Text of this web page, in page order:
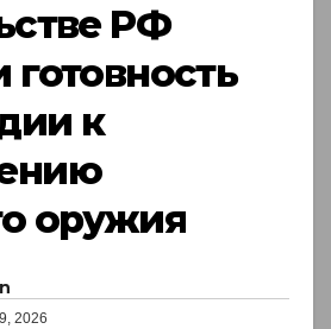
РФ
к
оружия
2026